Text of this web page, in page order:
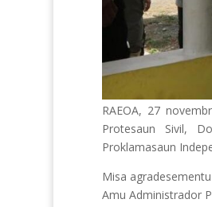
RAEOA, 27
Protesaun Sivil,
Proklamasaun
Misa
Amu Administrador